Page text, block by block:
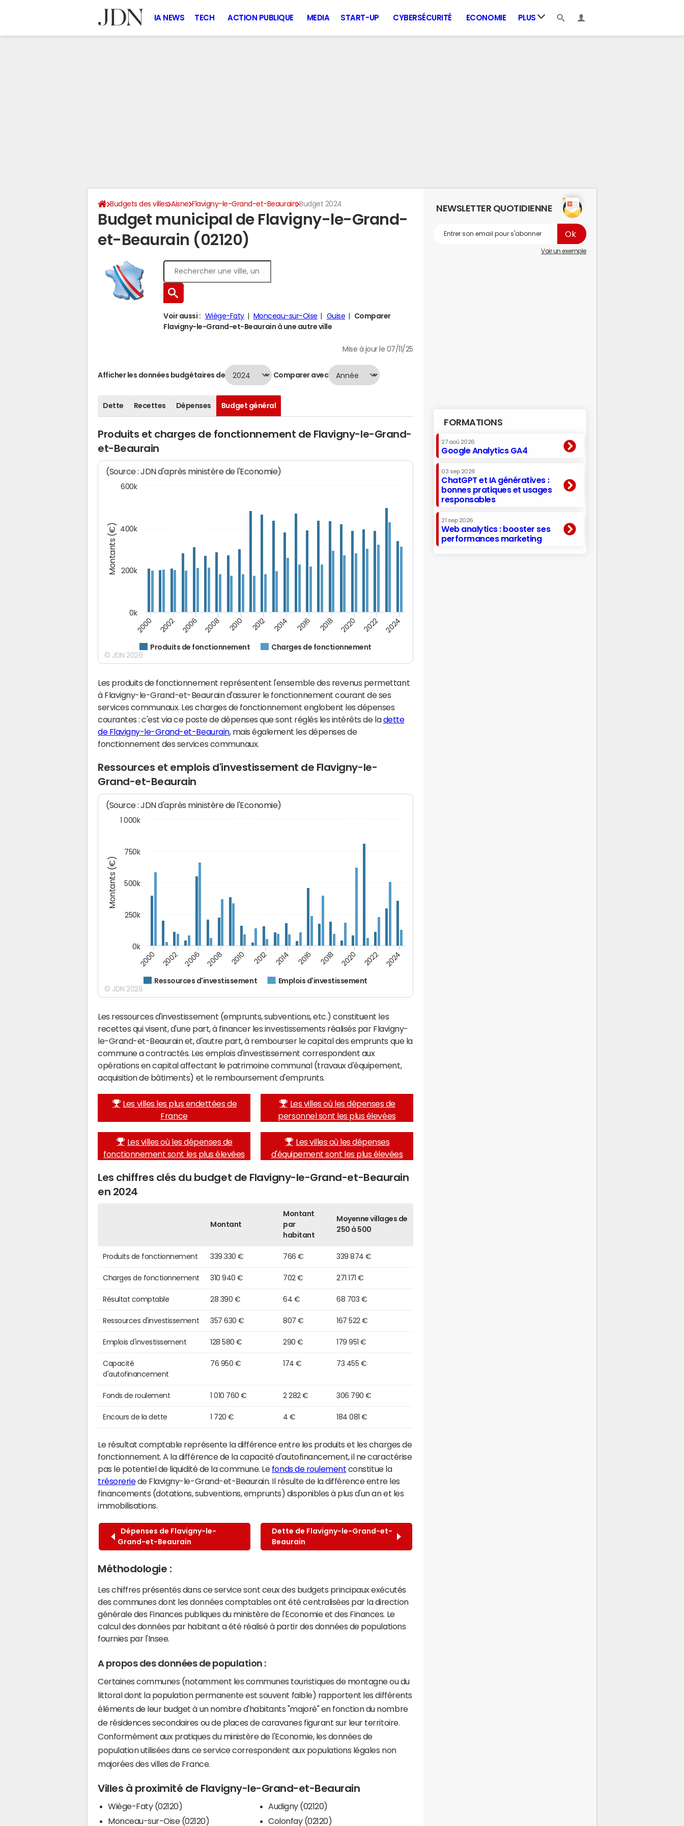
IA NEWS TECH ACTION PUBLIQUE MEDIA START-UP CYBERSÉCURITÉ ECONOMIE PLUS
Budgets des villes Aisne Flavigny-le-Grand-et-Beaurain Budget 2024
Budget municipal de Flavigny-le-Grand-
et-Beaurain (02120)
Voir aussi : Wiège-Faty Monceau-sur-Oise Guise
Comparer
Flavigny-le-Grand-et-Beaurain à une autre ville
Mise à jour le 07/11/25
Afficher les données budgétaires de Comparer avec
Dette Recettes Dépenses Budget général
Produits et charges de fonctionnement de Flavigny-le-Grand-
et-Beaurain
Montants (€)
(Source : JDN d'après ministère de l'Economie)
Produits de fonctionnement Charges de fonctionnement
2000 2002 2006 2008 2010 2012 2014 2016 2018 2020 2022 2024
0k
200k
400k
600k
© JDN 2026
Les produits de fonctionnement représentent l'ensemble des revenus permettant
à Flavigny-le-Grand-et-Beaurain d'assurer le fonctionnement courant de ses
services communaux. Les charges de fonctionnement englobent les dépenses
courantes : c'est via ce poste de dépenses que sont réglés les intérêts de ladette
de Flavigny-le-Grand-et-Beaurain, mais également les dépenses de
fonctionnement des services communaux.
Ressources et emplois d'investissement de Flavigny-le-
Grand-et-Beaurain
Montants (€)
(Source : JDN d'après ministère de l'Economie)
Ressources d'investissement Emplois d'investissement
2000 2002 2006 2008 2010 2012 2014 2016 2018 2020 2022 2024
0k
250k
500k
750k
1 000k
© JDN 2026
Les ressources d'investissement (emprunts, subventions, etc.) constituent les
recettes qui visent, d'une part, à financer les investissements réalisés par Flavigny-
le-Grand-et-Beaurain et, d'autre part, à rembourser le capital des emprunts que la
commune a contractés. Les emplois d'investissement correspondent aux
opérations en capital affectant le patrimoine communal (travaux d'équipement,
acquisition de bâtiments) et le remboursement d'emprunts.
Les villes les plus endettées de
France
Les villes où les dépenses de
personnel sont les plus élevées
Les villes où les dépenses de
fonctionnement sont les plus élevées
Les villes où les dépenses
d'équipement sont les plus élevées
Les chiffres clés du budget de Flavigny-le-Grand-et-Beaurain
en 2024
Montant
Montant
par
habitant
Moyenne villages de
250 à 500
Produits de fonctionnement 339 330 € 766 € 339 874 €
Charges de fonctionnement 310 940 € 702 € 271 171 €
Résultat comptable 28 390 € 64 € 68 703 €
Ressources d'investissement 357 630 € 807 € 167 522 €
Emplois d'investissement 128 580 € 290 € 179 951 €
Capacité
d'autofinancement
76 950 € 174 € 73 455 €
Fonds de roulement 1 010 760 € 2 282 € 306 790 €
Encours de la dette 1 720 € 4 € 184 081 €
Le résultat comptable représente la différence entre les produits et les charges de
fonctionnement. A la différence de la capacité d'autofinancement, il ne caractérise
pas le potentiel de liquidité de la commune. Le fonds de roulement constitue la
trésoreriede Flavigny-le-Grand-et-Beaurain. Il résulte de la différence entre les
financements (dotations, subventions, emprunts) disponibles à plus d'un an et les
immobilisations.
Dépenses de Flavigny-le-
Grand-et-Beaurain
Dette de Flavigny-le-Grand-et-
Beaurain
Méthodologie :
Les chiffres présentés dans ce service sont ceux des budgets principaux exécutés
des communes dont les données comptables ont été centralisées par la direction
générale des Finances publiques du ministère de l'Economie et des Finances. Le
calcul des données par habitant a été réalisé à partir des données de populations
fournies par l'Insee.
A propos des données de population :
Certaines communes (notamment les communes touristiques de montagne ou du
littoral dont la population permanente est souvent faible) rapportent les différents
éléments de leur budget à un nombre d'habitants "majoré" en fonction du nombre
de résidences secondaires ou de places de caravanes figurant sur leur territoire.
Conformément aux pratiques du ministère de l'Economie, les données de
population utilisées dans ce service correspondent aux populations légales non
majorées des villes de France.
Villes à proximité de Flavigny-le-Grand-et-Beaurain
Wiège-Faty (02120)
Monceau-sur-Oise (02120)
Audigny (02120)
Colonfay (02120)
NEWSLETTER QUOTIDIENNE
Voir un exemple
FORMATIONS
27 aoû 2026
Google Analytics GA4
03 sep 2026
ChatGPT et IA génératives :
bonnes pratiques et usages
responsables
21 sep 2026
Web analytics : booster ses
performances marketing